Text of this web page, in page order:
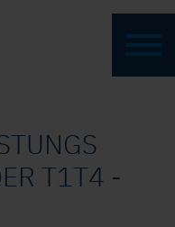
T1T4 -